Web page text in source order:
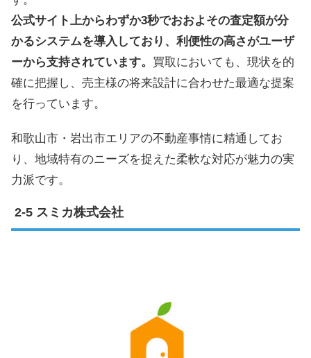
公式サイト上からわずか3秒でおおよその査定額が分
かるシステムを導入しており、利便性の高さがユーザ
ーから支持されています。 買取においても、現状を的
確に把握し、売主様の将来設計に合わせた最適な提案
を行っています。
和歌山市・岩出市エリアの不動産事情に精通してお
り、地域特有のニーズを捉えた柔軟な対応が魅力の実
力派です。
スミカ株式会社